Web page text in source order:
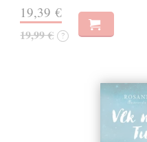
19,39 €
19,99 € ?